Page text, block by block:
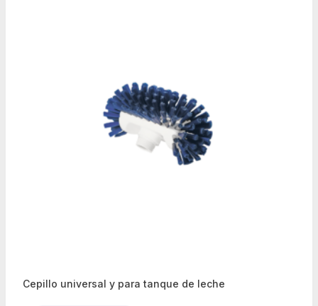
Cepillo universal y para tanque de leche